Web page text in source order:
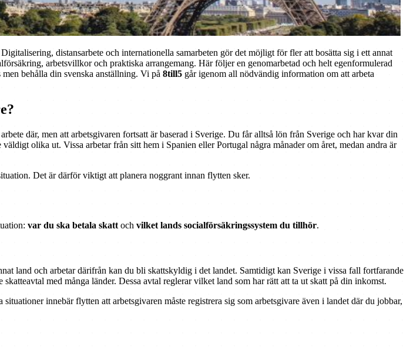
distansarbete och internationella samarbeten gör det möjligt för fler att bosätta sig i ett annat
arbetsvillkor och praktiska arrangemang. Här följer en genomarbetad och helt egenformulerad
behålla din svenska anställning. Vi på 8till5 går igenom all nödvändig information om att arbeta
där, men att arbetsgivaren fortsatt är baserad i Sverige. Du får alltså lön från Sverige och har kvar din
olika ut. Vissa arbetar från sitt hem i Spanien eller Portugal några månader om året, medan andra är
Det är därför viktigt att planera noggrant innan flytten sker.
var du ska betala skatt och vilket lands socialförsäkringssystem du tillhör.
land och arbetar därifrån kan du bli skattskyldig i det landet. Samtidigt kan Sverige i vissa fall fortfarande
med många länder. Dessa avtal reglerar vilket land som har rätt att ta ut skatt på din inkomst.
innebär flytten att arbetsgivaren måste registrera sig som arbetsgivare även i landet där du jobbar,